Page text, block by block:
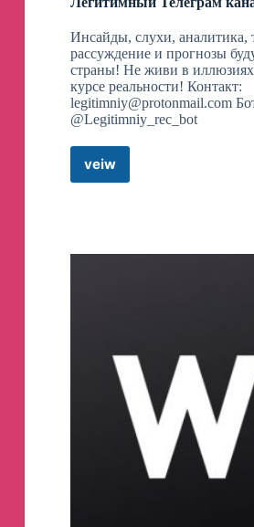
Инсайды, слухи, аналитика,
рассуждение и прогнозы
страны! Не живи в иллюзиях
курсе реальности! Контакт:
legitimniy@protonmail.com
@Legitimniy_rec_bot
veiwЛегитимный